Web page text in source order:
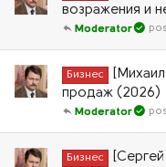
возражения и
Moderator
Бизнес
продаж (2026)
Moderator
Бизнес